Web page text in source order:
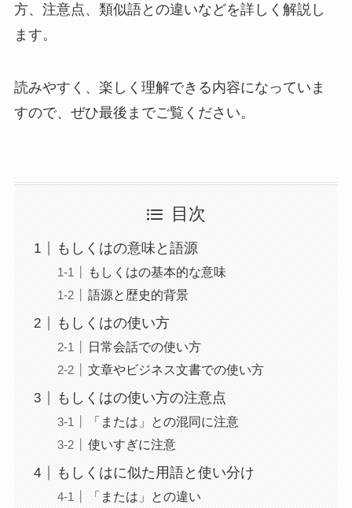
方、注意点、類似語との違いなどを詳しく解説し
ます。
読みやすく、楽しく理解できる内容になっていま
すので、ぜひ最後までご覧ください。
目次
もしくはの意味と語源
もしくはの基本的な意味
語源と歴史的背景
もしくはの使い方
日常会話での使い方
文章やビジネス文書での使い方
もしくはの使い方の注意点
「または」との混同に注意
使いすぎに注意
もしくはに似た用語と使い分け
「または」との違い